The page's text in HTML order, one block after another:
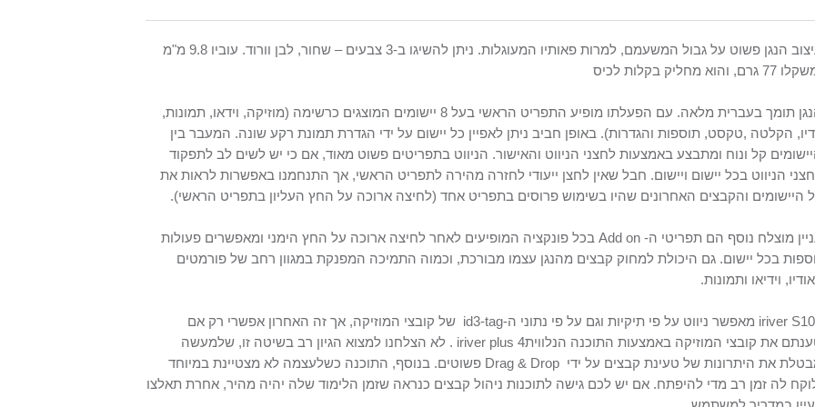
הנגן פשוט על גבול המשעמם, למרות פאותיו המעוגלות. ניתן להשיגו ב-3 צבעים – שחור, לבן וורוד. עוביו
9.8 מ"מ
77 גרם , והוא מחליק בקלות לכיס
הנגן תומך בעברית מלאה. עם הפעלתו מופיע התפריט הראשי בעל 8 יישומים המוצגים כרשימה (מוזיקה, וידאו, תמונות,
הקלטה ,טקסט, תוספות והגדרות). באופן חביב ניתן לאפיין כל יישום על ידי הגדרת תמונת רקע שונה. המעבר בין
קל ונוח ומתבצע באמצעות לחצני הניווט והאישור. הניווט בתפריטים פשוט מאוד, אם כי יש לשים לב לתפקוד
הניווט בכל יישום ויישום. חבל שאין לחצן ייעודי לחזרה מהירה לתפריט הראשי, אך התנחמנו באפשרות לראות את
היישומים והקבצים האחרונים שהיו בשימוש פרוסים בתפריט אחד (לחיצה ארוכה על החץ העליון בתפריט הראשי).
מוצלח נוסף הם תפריטי ה- Add on בכל פונקציה המופיעים לאחר לחיצה ארוכה על החץ הימני ומאפשרים פעולות
בכל יישום. גם היכולת למחוק קבצים מהנגן עצמו מבורכת, וכמוה התמיכה המפנקת במגוון רחב של פורמטים
וידיאו ותמונות.
iriver מאפשר ניווט על פי תיקיות וגם על פי נתוני ה-id3-tag של קובצי המוזיקה, אך זה האחרון אפשרי רק אם
את קובצי המוזיקה באמצעות התוכנה הנלוויתiriver plus 4 . לא הצלחנו למצוא הגיון רב בשיטה זו, שלמעשה
את היתרונות של טעינת קבצים על ידי Drag & Drop פשוטים. בנוסף, התוכנה כשלעצמה לא מצטיינת במיוחד
לה זמן רב מדי להיפתח. אם יש לכם גישה לתוכנות ניהול קבצים כנראה שזמן הלימוד שלה יהיה מהיר, אחרת תאלצו